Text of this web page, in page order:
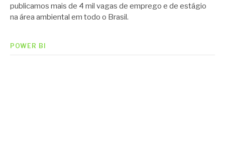
publicamos mais de 4 mil vagas de emprego e de estágio
na área ambiental em todo o Brasil.
POWER BI